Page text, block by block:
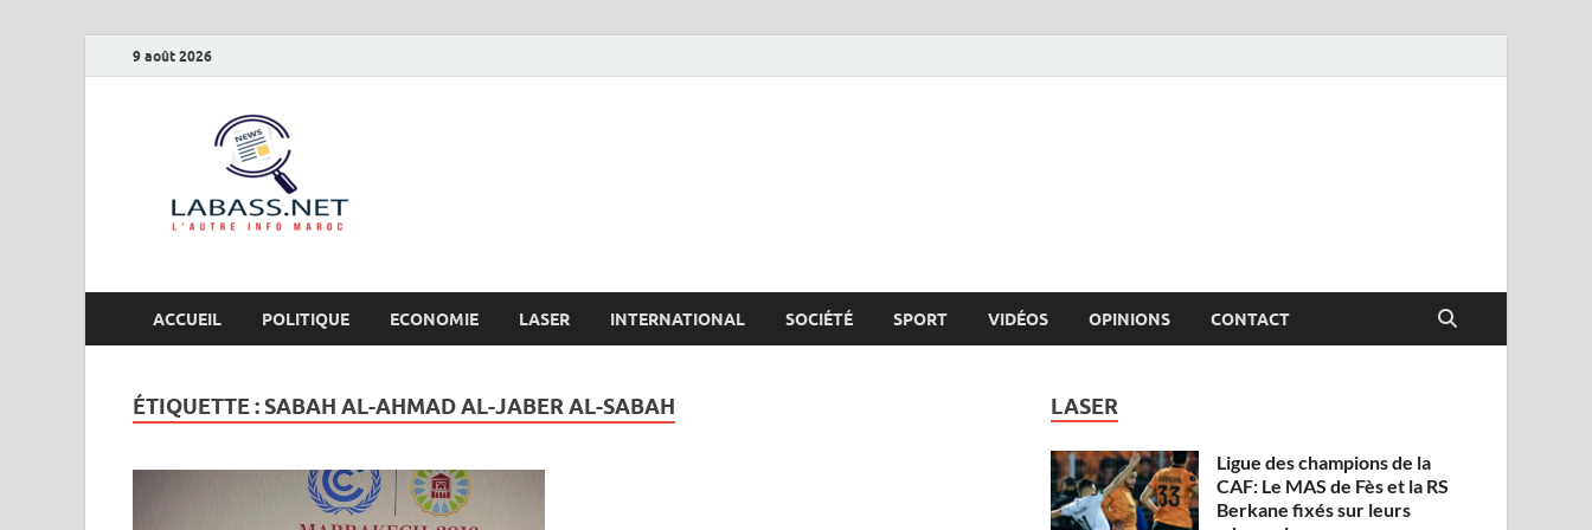
9 août 2026
ACCUEIL POLITIQUE ECONOMIE LASER INTERNATIONAL SOCIÉTÉ SPORT VIDÉOS OPINIONS CONTACT
ÉTIQUETTE : SABAH AL-AHMAD AL-JABER AL-SABAH LASER
Ligue des champions de la
CAF: Le MAS de Fès et la RS
Berkane fixés sur leurs